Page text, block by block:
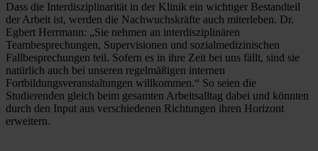
Dass die Interdisziplinarität in der Klinik ein wichtiger Bestandteil
der Arbeit ist, werden die Nachwuchskräfte auch miterleben. Dr.
Egbert Herrmann: „Sie nehmen an interdisziplinären
Teambesprechungen, Supervisionen und sozialmedizinischen
Fallbesprechungen teil. Sofern es in ihre Zeit bei uns fällt, sind sie
natürlich auch bei unseren regelmäßigen internen
Fortbildungsveranstaltungen willkommen.“ So seien die
Studierenden gleich beim gesamten Arbeitsalltag dabei und könnten
durch den Input aus verschiedenen Richtungen ihren Horizont
erweitern.